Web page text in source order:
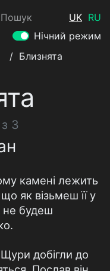
Пошук UK RU
Нічний режим
/ Близнята
3
камені лежить
як візьмеш її у
не будеш
добігли до